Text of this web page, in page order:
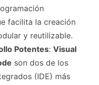
facilita la creación
y reutilizable.
Potentes: Visual
son dos de los
(IDE) más